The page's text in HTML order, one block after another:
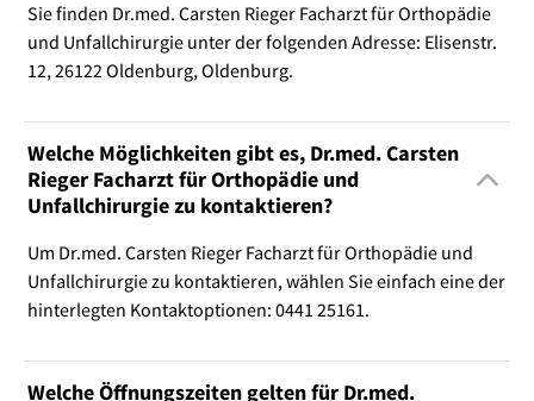
Sie finden Dr.med. Carsten Rieger Facharzt für Orthopädie
und Unfallchirurgie unter der folgenden Adresse: Elisenstr.
12, 26122 Oldenburg, Oldenburg.
Welche Möglichkeiten gibt es, Dr.med. Carsten
Rieger Facharzt für Orthopädie und
Unfallchirurgie zu kontaktieren?
Um Dr.med. Carsten Rieger Facharzt für Orthopädie und
Unfallchirurgie zu kontaktieren, wählen Sie einfach eine der
hinterlegten Kontaktoptionen: 0441 25161.
Welche Öffnungszeiten gelten für Dr.med.